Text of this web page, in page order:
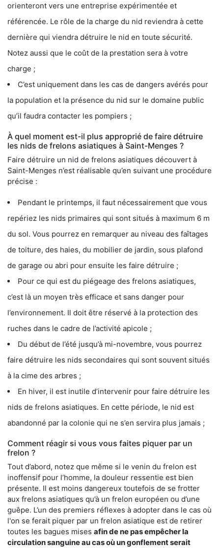
orienteront vers une entreprise expérimentée et
référencée. Le rôle de la charge du nid reviendra à cette
dernière qui viendra détruire le nid en toute sécurité.
Notez aussi que le coût de la prestation sera à votre
charge ;
C’est uniquement dans les cas de dangers avérés pour
la population et la présence du nid sur le domaine public
qu’il faudra contacter les pompiers ;
À quel moment est-il plus approprié de faire détruire
les nids de frelons asiatiques à Saint-Menges ?
Faire détruire un nid de frelons asiatiques découvert à
Saint-Menges n’est réalisable qu’en suivant une procédure
précise :
Pendant le printemps, il faut nécessairement que vous
repériez les nids primaires qui sont situés à maximum 6 m
du sol. Vous pourrez en remarquer au niveau des faîtages
de toiture, des haies, du mobilier de jardin, sous plafond
de garage ou abri pour ensuite les faire détruire ;
Pour ce qui est du piégeage des frelons asiatiques,
c’est là un moyen très efficace et sans danger pour
l’environnement. Il doit être réservé à la protection des
ruches dans le cadre de l’activité apicole ;
Du début de l’été jusqu’à mi-novembre, vous pourrez
faire détruire les nids secondaires qui sont souvent situés
à la cime des arbres ;
En hiver, il est inutile d’intervenir pour faire détruire les
nids de frelons asiatiques. En cette période, le nid est
abandonné par la colonie qui ne s’en servira plus jamais ;
Comment réagir si vous vous faites piquer par un
frelon ?
Tout d’abord, notez que même si le venin du frelon est
inoffensif pour l’homme, la douleur ressentie est bien
présente. Il est moins dangereux toutefois de se frotter
aux frelons asiatiques qu’à un frelon européen ou d’une
guêpe. L’un des premiers réflexes à adopter dans le cas où
l'on se ferait piquer par un frelon asiatique est de retirer
toutes les bagues mises afin de ne pas empêcher la
circulation sanguine au cas où un gonflement serait